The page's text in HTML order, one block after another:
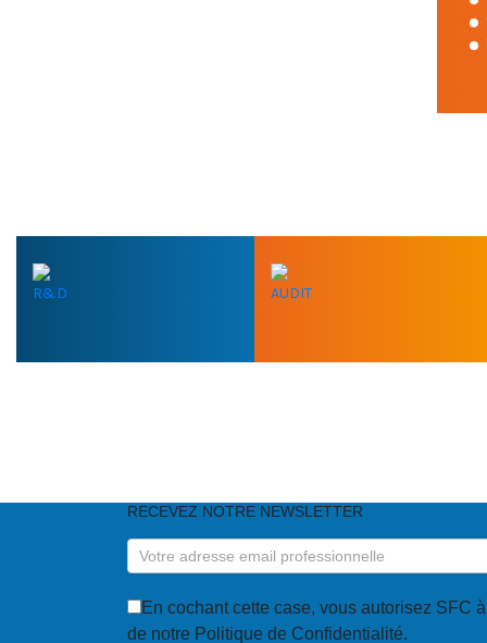
R&D AUDIT
RECEVEZ
NOTRE
NEWSLETTER
RECEVEZ NOTRE NEWSLETTER
En cochant cette case, vous autorisez SFC à utiliser vos données personnelles pour répondre à votre demande et vous déclarez avoir pris connaissance
de notre Politique de Confidentialité.